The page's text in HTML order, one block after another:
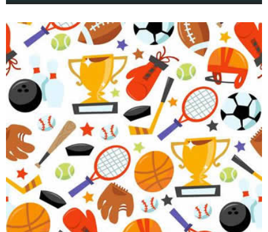
Ishrana profesionalnih sportista
Kako da oporavimo kožu nakon zime?
Koliko je šećer (ne)zdrav?
Saveti za jutranji trening